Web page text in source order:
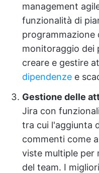
management
funzionalità di
programmazione
monitoraggio dei
creare e gestire
dipendenze e
Gestione delle
Jira con
tra cui l'aggiunta
commenti come
viste multiple per
del team. I migliori